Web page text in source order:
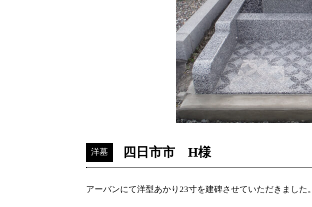
洋墓 四日市市 H様
アーバンにて洋型あかり23寸を建碑させていただきました。